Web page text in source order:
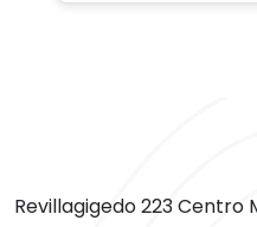
Revillagigedo 223 Centro